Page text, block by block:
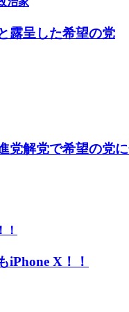
露呈した希望の党
党解党で希望の党
！
iPhone X！！